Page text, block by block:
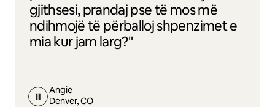
gjithsesi, prandaj pse të mos më
ndihmojë të përballoj shpenzimet e
mia kur jam larg?"
Angie
Denver, CO